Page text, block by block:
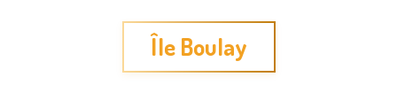
Île Boulay